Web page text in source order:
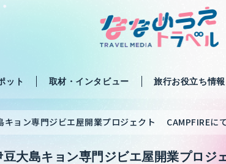
ット 取材・インタビュー 旅行お役立ち情報
キョン専門ジビエ屋開業プロジェクト CAMPFIREに
豆大島キョン専門ジビエ屋開業プロ